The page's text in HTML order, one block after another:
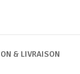
& LIVRAISON